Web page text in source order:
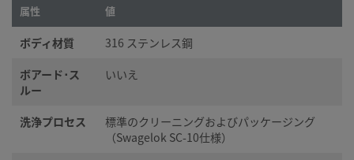
属性 値
ボディ材質
316 ステンレス鋼
ボアード･ス
ルー
いいえ
洗浄プロセス
標準のクリーニングおよびパッケージング
（Swagelok SC-10仕様）